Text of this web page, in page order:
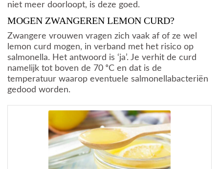
niet meer doorloopt, is deze goed.
MOGEN ZWANGEREN LEMON CURD?
Zwangere vrouwen vragen zich vaak af of ze wel
lemon curd mogen, in verband met het risico op
salmonella. Het antwoord is ‘ja’. Je verhit de curd
namelijk tot boven de 70 ᵒC en dat is de
temperatuur waarop eventuele salmonellabacteriën
gedood worden.